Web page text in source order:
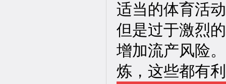
适当的体育活
但是过于激烈
增加流产风险
炼，这些都有